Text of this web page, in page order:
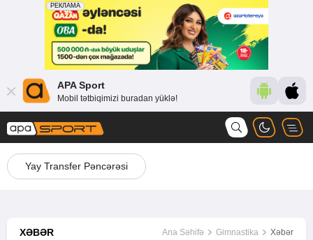
APA Sport
Mobil tətbiqimizi buradan yüklə!
Yay Transfer Pəncərəsi
XƏBƏR Ana Səhifə Gimnastika Xəbər